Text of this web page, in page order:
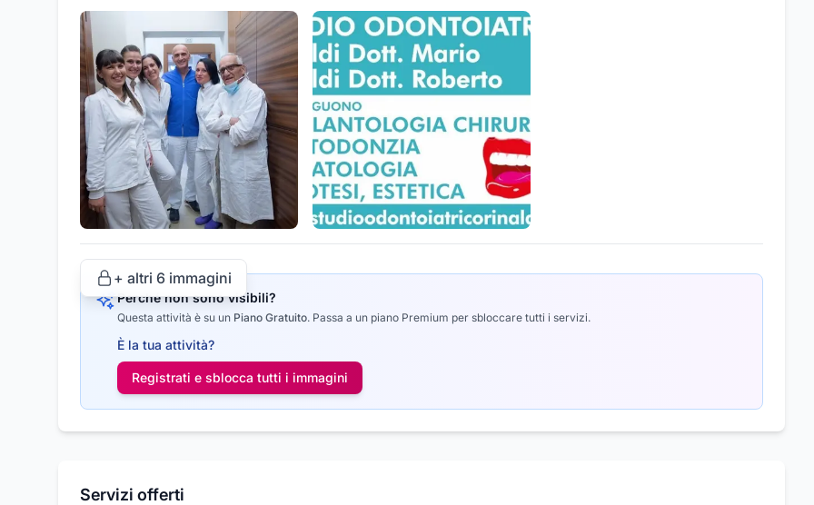
+ altri 6 immagini
Perché non sono visibili?
Questa attività è su un Piano Gratuito. Passa a un piano Premium per sbloccare tutti i servizi.
È la tua attività?
Registrati e sblocca tutti i immagini
Servizi offerti